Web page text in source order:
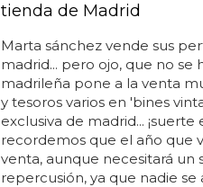
tienda de Madrid
Marta sánchez vende sus
madrid... pero ojo, que no se
madrileña pone a la venta
y tesoros varios en 'bines
exclusiva de madrid...
recordemos que el año que
venta, aunque necesitará un
repercusión, ya que nadie